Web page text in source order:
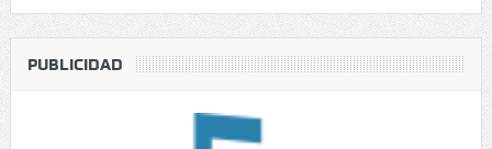
PUBLICIDAD